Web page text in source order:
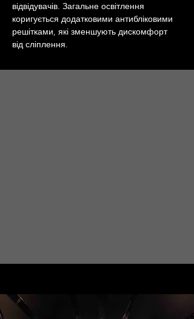
відвідувачів. Загальне освітлення
коригується додатковими антибліковими
решітками, які зменшують дискомфорт
від сліплення.